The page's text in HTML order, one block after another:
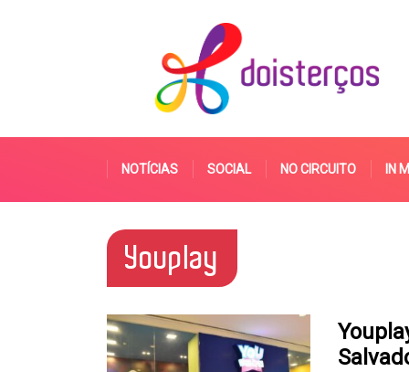
NOTÍCIAS SOCIAL NO CIRCUITO IN
Youplay